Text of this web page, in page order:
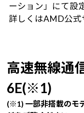
ーション」にて設
詳しくはAMD公式
高速無線通
6E(※1)
(※1) 一部非搭載のモ